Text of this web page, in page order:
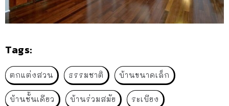
Tags:
ตกแต่งสวน ธรรมชาติ บ้านขนาดเล็ก
บ้านชั้นเดียว บ้านร่วมสมัย ระเบียง